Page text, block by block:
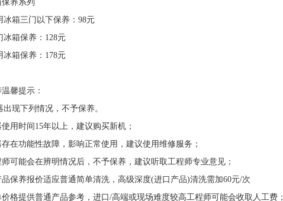
养系列
箱三门以下保养：98元
箱保养：128元
箱保养：178元
馨提示：
出现下列情况，不予保养。
使用时间15年以上，建议购买新机；
在功能性故障，影响正常使用，建议使用维修服务；
师可能会在辨明情况后，不予保养，建议听取工程师专业意见；
品保养报价适应普通简单清洗，高级深度(进口产品)清洗需加60元/次
价格提供普通产品参考，进口/高端或现场难度较高工程师可能会收取人工费；